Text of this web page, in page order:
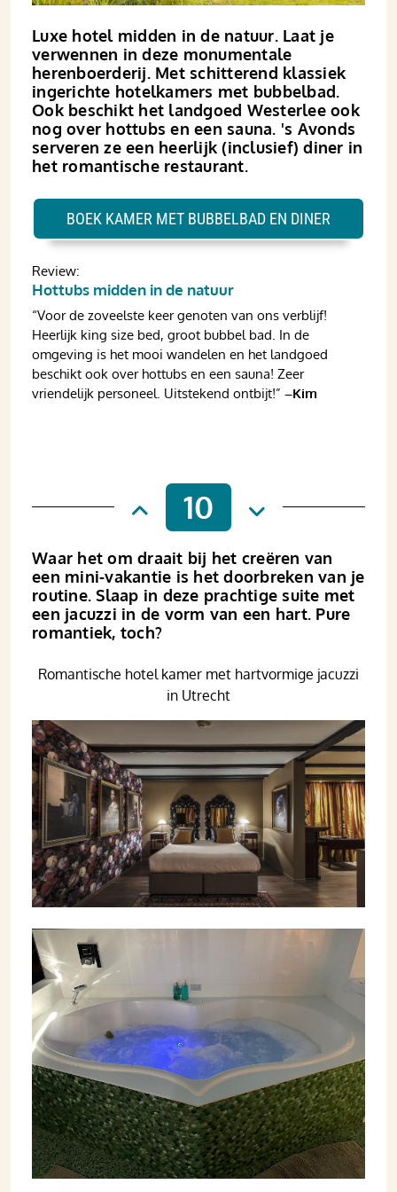
Luxe hotel midden in de natuur. Laat je
verwennen in deze monumentale
herenboerderij. Met schitterend klassiek
ingerichte hotelkamers met bubbelbad.
Ook beschikt het landgoed Westerlee ook
nog over hottubs en een sauna. 's Avonds
serveren ze een heerlijk (inclusief) diner in
het romantische restaurant.
Review:
Hottubs midden in de natuur
“Voor de zoveelste keer genoten van ons verblijf!
Heerlijk king size bed, groot bubbel bad. In de
omgeving is het mooi wandelen en het landgoed
beschikt ook over hottubs en een sauna! Zeer
vriendelijk personeel. Uitstekend ontbijt!” –Kim
BOEK KAMER MET BUBBELBAD EN DINER
10
Waar het om draait bij het creëren van
een mini-vakantie is het doorbreken van je
routine. Slaap in deze prachtige suite met
een jacuzzi in de vorm van een hart. Pure
romantiek, toch?
Romantische hotel kamer met hartvormige jacuzzi
in Utrecht